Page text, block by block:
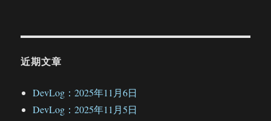
近期文章
DevLog：2025年11月6日
DevLog：2025年11月5日